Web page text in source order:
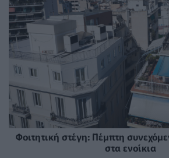
Φοιτητική στέγη: Πέμπτη
στα ενοίκια